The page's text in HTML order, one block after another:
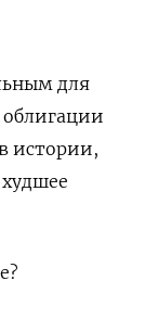
для
истории,